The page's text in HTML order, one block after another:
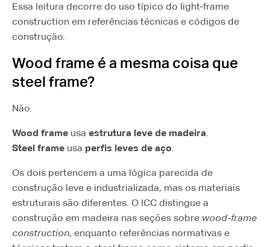
Essa leitura decorre do uso típico do light-frame
construction em referências técnicas e códigos de
construção.
Wood frame é a mesma coisa que
steel frame?
Não.
Wood frame usa estrutura leve de madeira.
Steel frame usa perfis leves de aço.
Os dois pertencem a uma lógica parecida de
construção leve e industrializada, mas os materiais
estruturais são diferentes. O ICC distingue a
construção em madeira nas seções sobre wood-frame
construction, enquanto referências normativas e